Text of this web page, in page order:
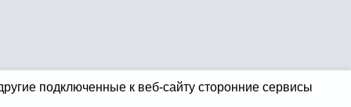
подключенные к веб-сайту сторонние сервисы